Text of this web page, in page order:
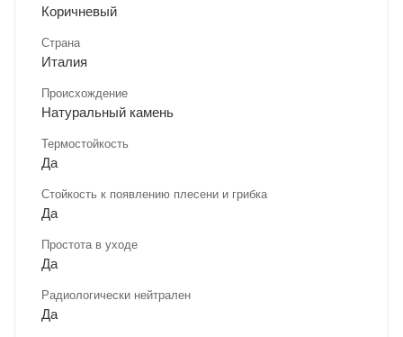
Коричневый
Страна
Италия
Происхождение
Натуральный камень
Термостойкость
Да
Стойкость к появлению плесени и грибка
Да
Простота в уходе
Да
Радиологически нейтрален
Да